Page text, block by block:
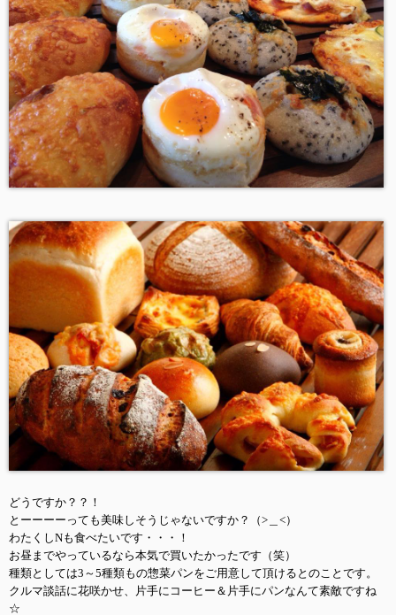
どうですか？？！
とーーーーっても美味しそうじゃないですか？（>＿<）
わたくしNも食べたいです・・・！
お昼までやっているなら本気で買いたかったです（笑）
種類としては3～5種類もの惣菜パンをご用意して頂けるとのことです。
クルマ談話に花咲かせ、片手にコーヒー＆片手にパンなんて素敵ですね
☆